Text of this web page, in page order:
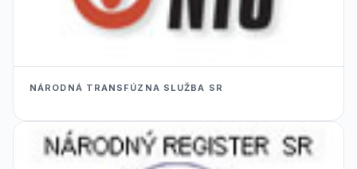
NÁRODNÁ TRANSFÚZNA SLUŽBA SR